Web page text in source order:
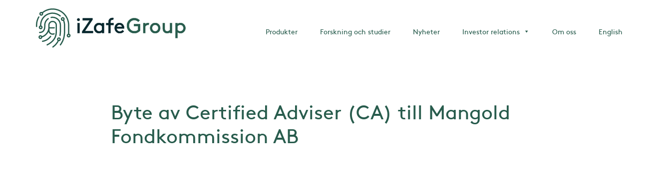
Produkter Forskning och studier Nyheter Investor relations Om oss English
Byte av Certified Adviser (CA) till Mangold
Fondkommission AB